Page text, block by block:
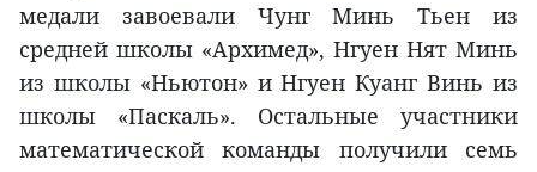
медали завоевали Чунг Минь Тьен из
средней школы «Архимед», Нгуен Нят Минь
из школы «Ньютон» и Нгуен Куанг Винь из
школы «Паскаль». Остальные участники
математической команды получили семь